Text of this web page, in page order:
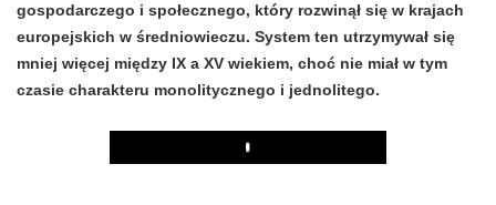
gospodarczego i społecznego, który rozwinął się w krajach
europejskich w średniowieczu. System ten utrzymywał się
mniej więcej między IX a XV wiekiem, choć nie miał w tym
czasie charakteru monolitycznego i jednolitego.
Play